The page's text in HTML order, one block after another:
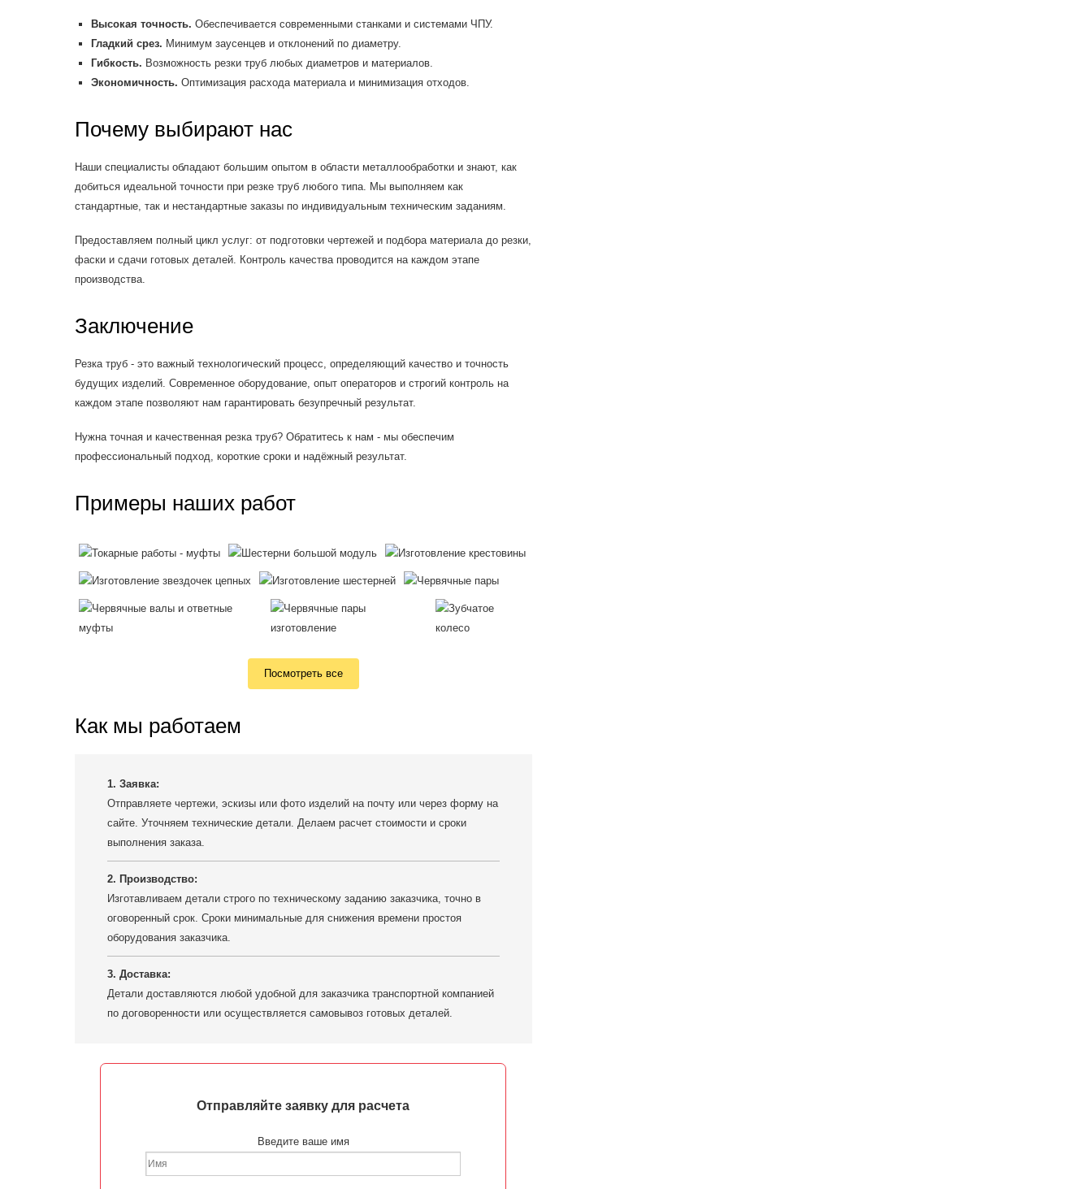
Высокая точность. Обеспечивается современными станками и системами ЧПУ.
Гладкий срез. Минимум заусенцев и отклонений по диаметру.
Гибкость. Возможность резки труб любых диаметров и материалов.
Экономичность. Оптимизация расхода материала и минимизация отходов.
Почему выбирают нас
Наши специалисты обладают большим опытом в области металлообработки и знают, как
добиться идеальной точности при резке труб любого типа. Мы выполняем как
стандартные, так и нестандартные заказы по индивидуальным техническим заданиям.
Предоставляем полный цикл услуг: от подготовки чертежей и подбора материала до резки,
фаски и сдачи готовых деталей. Контроль качества проводится на каждом этапе
производства.
Заключение
Резка труб - это важный технологический процесс, определяющий качество и точность
будущих изделий. Современное оборудование, опыт операторов и строгий контроль на
каждом этапе позволяют нам гарантировать безупречный результат.
Нужна точная и качественная резка труб? Обратитесь к нам - мы обеспечим
профессиональный подход, короткие сроки и надёжный результат.
Примеры наших работ
Посмотреть все
Как мы работаем
1. Заявка:
Отправляете чертежи, эскизы или фото изделий на почту или через форму на
сайте. Уточняем технические детали. Делаем расчет стоимости и сроки
выполнения заказа.
2. Производство:
Изготавливаем детали строго по техническому заданию заказчика, точно в
оговоренный срок. Сроки минимальные для снижения времени простоя
оборудования заказчика.
3. Доставка:
Детали доставляются любой удобной для заказчика транспортной компанией
по договоренности или осуществляется самовывоз готовых деталей.
Отправляйте заявку для расчета
Введите ваше имя